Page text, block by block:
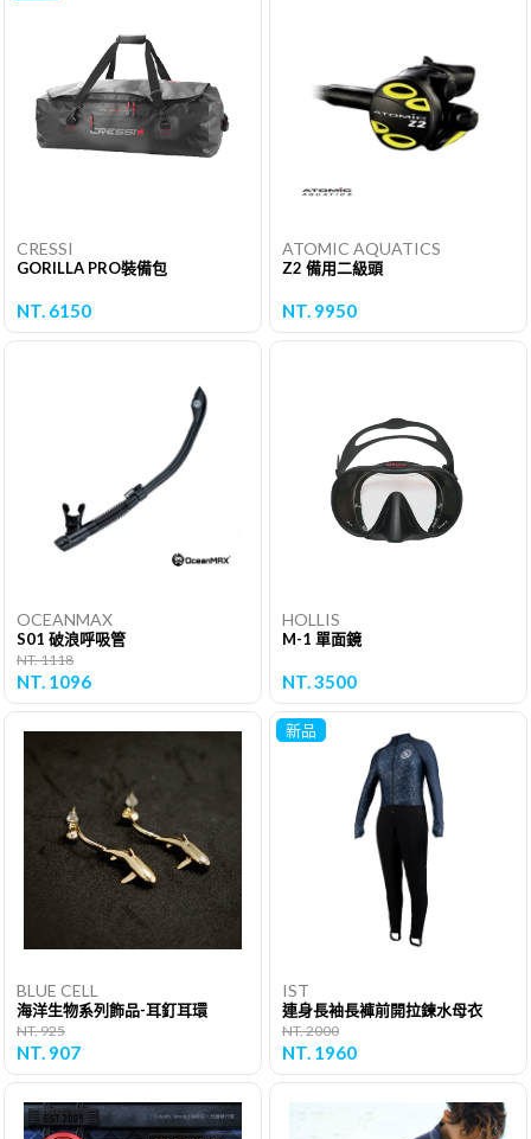
CRESSI
GORILLA PRO裝備包
NT. 6150
ATOMIC AQUATICS
Z2 備用二級頭
NT. 9950
OCEANMAX
S01 破浪呼吸管
NT. 1118
NT. 1096
HOLLIS
M-1 單面鏡
NT. 3500
BLUE CELL
海洋生物系列飾品-耳釘耳環
NT. 925
NT. 907
新品
IST
連身長袖長褲前開拉鍊水母衣
NT. 2000
NT. 1960